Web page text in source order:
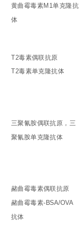
黄曲霉毒素M1单克隆抗
体
T2毒素偶联抗原
T2毒素单克隆抗体
三聚氰胺偶联抗原，三
聚氰胺单克隆抗体
赭曲霉毒素偶联抗原
赭曲霉毒素-BSA/OVA
抗体